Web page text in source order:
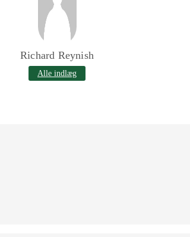
Richard Reynish
Alle indlæg